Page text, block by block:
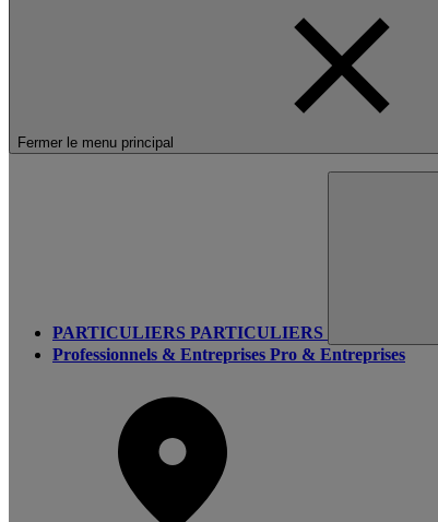
Fermer le menu principal
PARTICULIERS PARTICULIERS
Professionnels & Entreprises Pro & Entreprises